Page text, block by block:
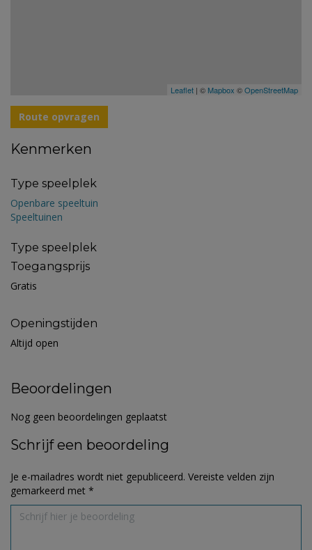
Leaflet | © Mapbox ©OpenStreetMap
Route opvragen
Kenmerken
Type speelplek
Openbare speeltuin
Speeltuinen
Type speelplek
Toegangsprijs
Gratis
Openingstijden
Altijd open
Beoordelingen
Nog geen beoordelingen geplaatst
Schrijf een beoordeling
Je e-mailadres wordt niet gepubliceerd. Vereiste velden zijn
gemarkeerd met *